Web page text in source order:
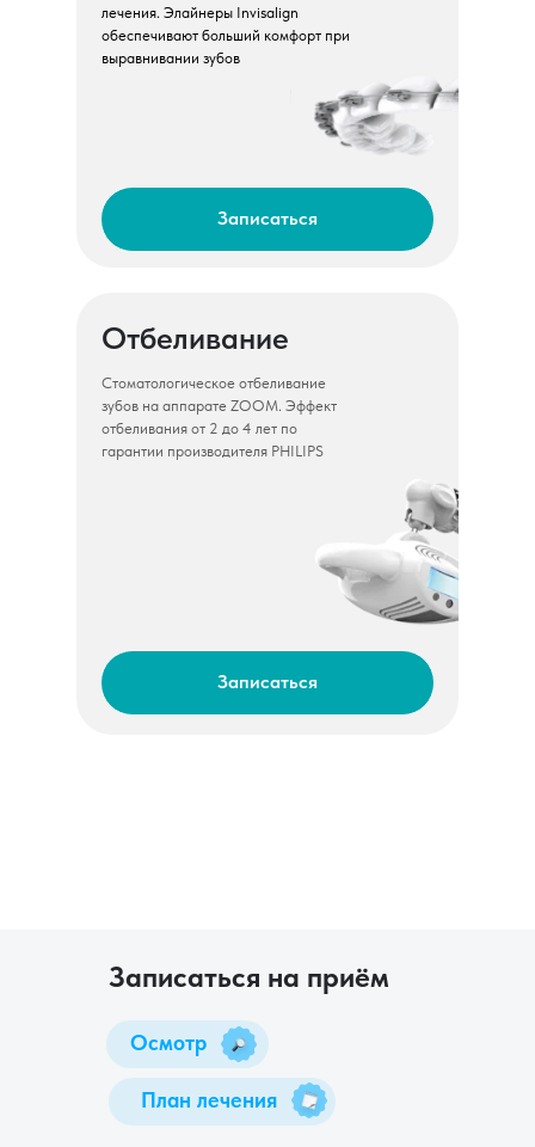
Записаться
Отбеливание
лечения. Элайнеры Invisalign
обеспечивают больший комфорт при
выравнивании зубов
Записаться
Стоматологическое отбеливание
зубов на аппарате ZOOM. Эффект
отбеливания от 2 до 4 лет по
гарантии производителя PHILIPS
Осмотр
План лечения
Записаться на приём